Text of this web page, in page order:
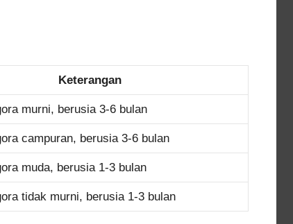
Keterangan
murni, berusia 3-6 bulan
campuran, berusia 3-6 bulan
muda, berusia 1-3 bulan
tidak murni, berusia 1-3 bulan